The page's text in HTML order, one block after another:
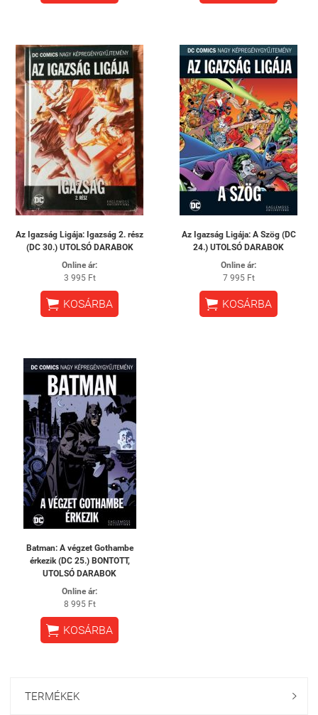
Az ​Igazság Ligája: Igazság 2. rész
(DC 30.) UTOLSÓ DARABOK
Online ár:
3 995 Ft
 KOSÁRBA
Az ​Igazság Ligája: A Szög (DC
24.) UTOLSÓ DARABOK
Online ár:
7 995 Ft
 KOSÁRBA
Batman: ​A végzet Gothambe
érkezik (DC 25.) BONTOTT,
UTOLSÓ DARABOK
Online ár:
8 995 Ft
 KOSÁRBA
TERMÉKEK 